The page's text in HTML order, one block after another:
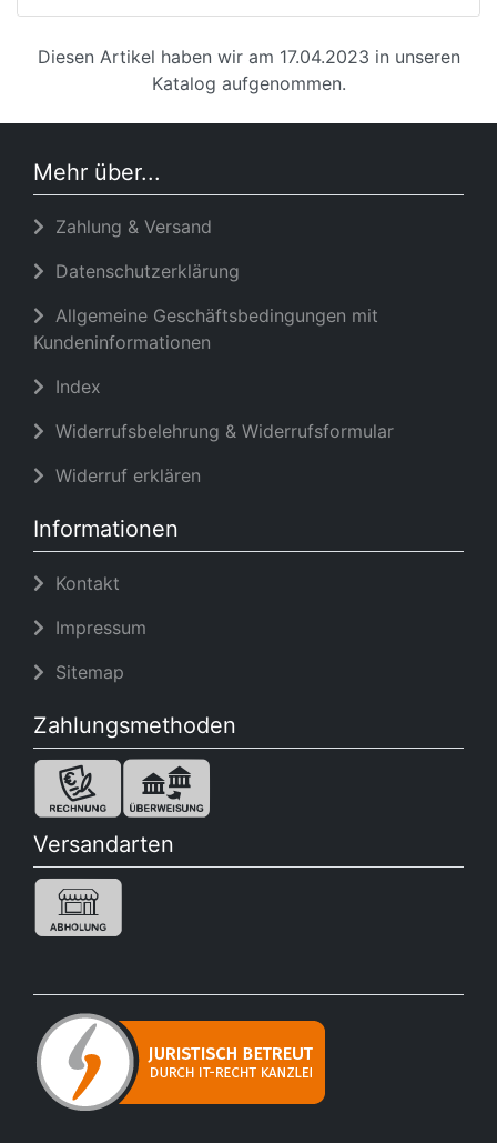
Diesen Artikel haben wir am 17.04.2023 in unseren
Katalog aufgenommen.
Mehr über...
Zahlung & Versand
Datenschutzerklärung
Allgemeine Geschäftsbedingungen mit
Kundeninformationen
Index
Widerrufsbelehrung & Widerrufsformular
Widerruf erklären
Informationen
Kontakt
Impressum
Sitemap
Zahlungsmethoden
Versandarten